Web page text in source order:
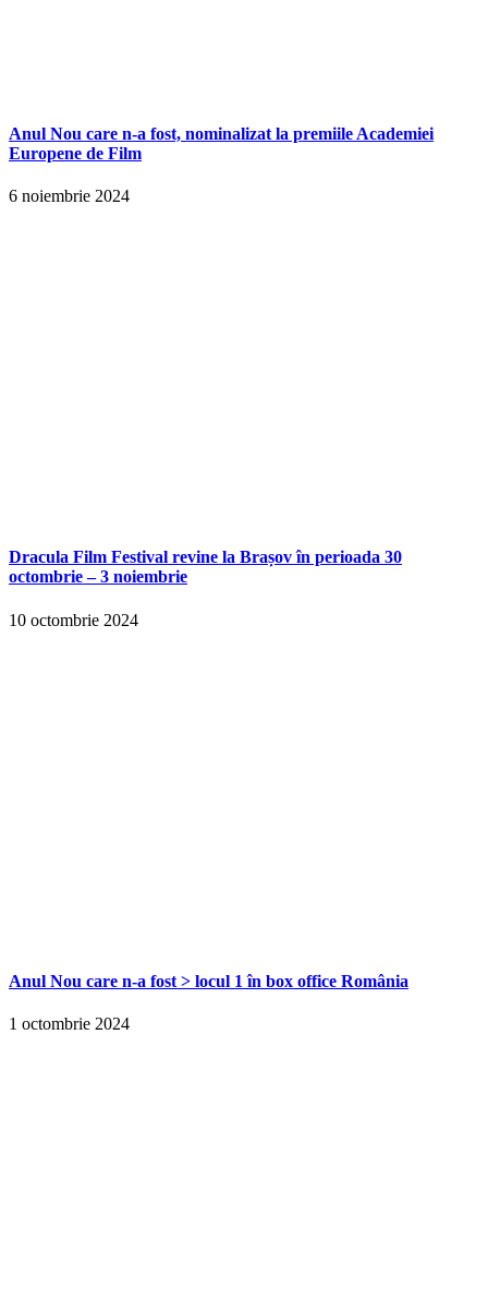
Anul Nou care n-a fost, nominalizat la premiile Academiei
Europene de Film
6 noiembrie 2024
Dracula Film Festival revine la Brașov în perioada 30
octombrie – 3 noiembrie
10 octombrie 2024
Anul Nou care n-a fost > locul 1 în box office România
1 octombrie 2024